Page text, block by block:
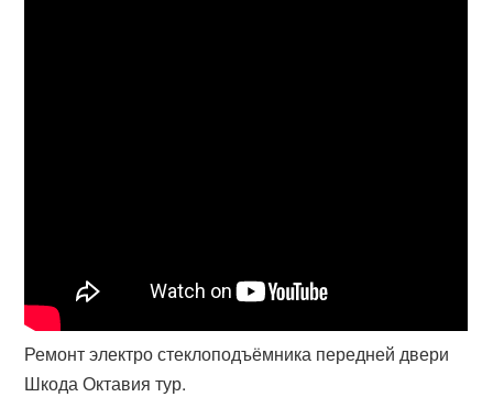
Ремонт электро стеклоподъёмника передней двери
Шкода Октавия тур.